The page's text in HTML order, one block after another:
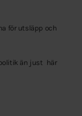
för utsläpp och
än just här